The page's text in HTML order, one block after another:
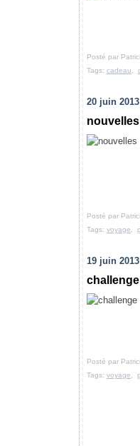
Posté par
Tags: cadeau
20 juin 2013
Posté par
Tags: voyage
19 juin 2013
Posté par
Tags: voyage